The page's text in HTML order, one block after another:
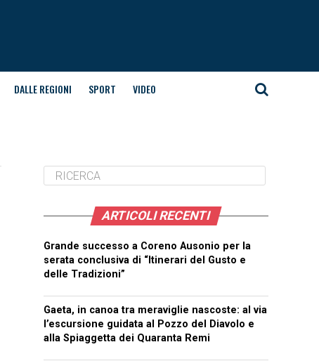
DALLE REGIONI SPORT VIDEO
ARTICOLI RECENTI
Grande successo a Coreno Ausonio per la
serata conclusiva di “Itinerari del Gusto e
delle Tradizioni”
Gaeta, in canoa tra meraviglie nascoste: al via
l’escursione guidata al Pozzo del Diavolo e
alla Spiaggetta dei Quaranta Remi